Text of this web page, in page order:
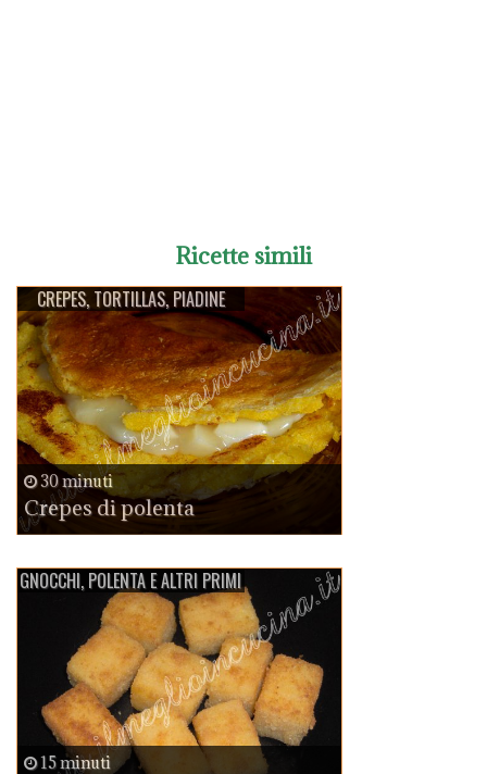
Ricette simili
CREPES, TORTILLAS, PIADINE
30 minuti
Crepes di polenta
GNOCCHI, POLENTA E ALTRI PRIMI
15 minuti